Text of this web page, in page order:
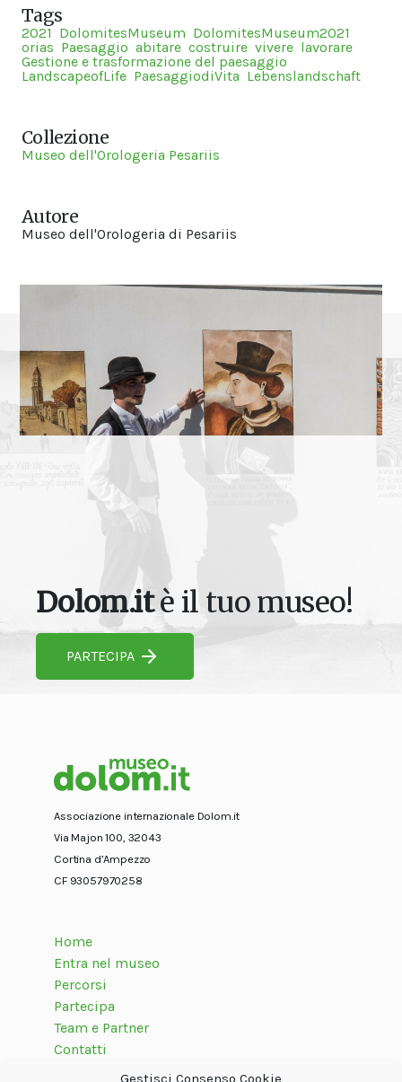
Gestisci Consenso Cookie
Tags
2021 DolomitesMuseum DolomitesMuseum2021
orias Paesaggio abitare costruire vivere lavorare
Gestione e trasformazione del paesaggio
LandscapeofLife PaesaggiodiVita Lebenslandschaft
Collezione
Museo dell'Orologeria Pesariis
Autore
Museo dell'Orologeria di Pesariis
Dolom.itè il tuo museo!
PARTECIPA
Associazione internazionale Dolom.it
Via Majon 100, 32043
Cortina d’Ampezzo
CF 93057970258
Home
Entra nel museo
Percorsi
Partecipa
Team e Partner
Contatti